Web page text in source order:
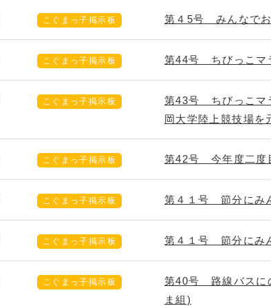
こぐまっ子掲示板 第４5号 みんなで
こぐまっ子掲示板 第44号 ちびっこマ
こぐまっ子掲示板
第43号 ちびっこマ
岡大学陸上競技場
こぐまっ子掲示板 第42号 今年度二度
こぐまっ子掲示板 第４１号 節分にみ
こぐまっ子掲示板 第４１号 節分にみ
こぐまっ子掲示板
第40号 路線バスに
ま組)